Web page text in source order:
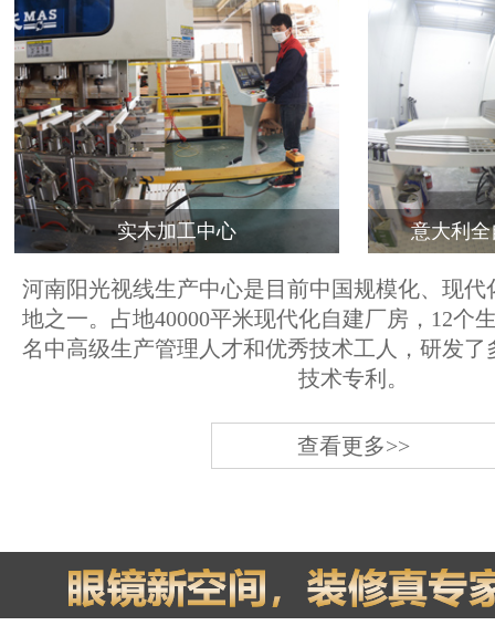
实木加工中心 意大利
河南阳光视线生产中心是目前中国规模化、现代
地之一。占地40000平米现代化自建厂房，12个
名中高级生产管理人才和优秀技术工人，研发了
技术专利。
查看更多>>